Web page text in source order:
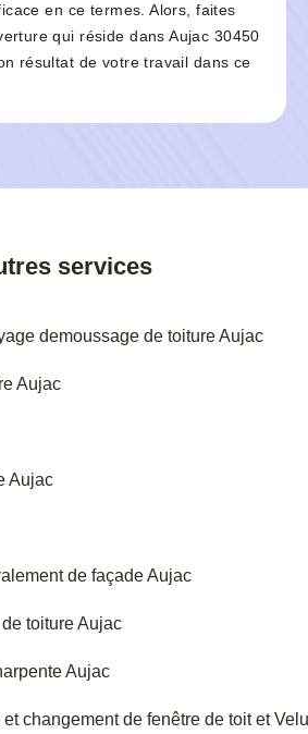
en ce termes. Alors, faites
qui réside dans Aujac 30450
résultat de votre travail dans ce
services
demoussage de toiture Aujac
Aujac
Aujac
de façade Aujac
toiture Aujac
Aujac
changement de fenêtre de toit et